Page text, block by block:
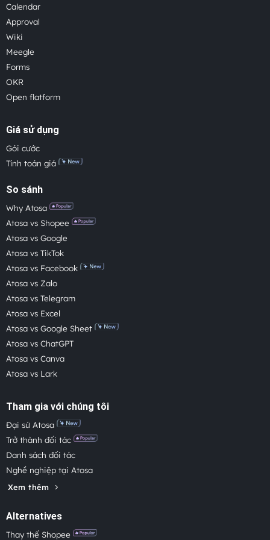
Calendar
Approval
Wiki
Meegle
Forms
OKR
Open flatform
Giá sử dụng
Gói cước
Tính toán giá
So sánh
Why Atosa
Atosa vs Shopee
Atosa vs Google
Atosa vs TikTok
Atosa vs Facebook
Atosa vs Zalo
Atosa vs Telegram
Atosa vs Excel
Atosa vs Google Sheet
Atosa vs ChatGPT
Atosa vs Canva
Atosa vs Lark
Tham gia với chúng tôi
Đại sứ Atosa
Trở thành đối tác
Danh sách đối tác
Nghề nghiệp tại Atosa
Xem thêm
Alternatives
Thay thế Shopee